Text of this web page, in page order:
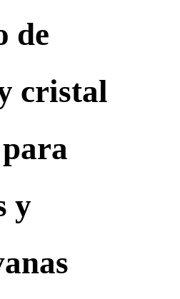
de
cristal
y